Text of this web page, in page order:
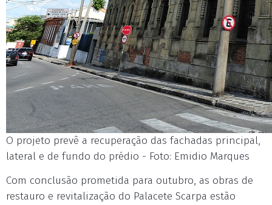
O projeto prevê a recuperação das fachadas principal,
lateral e de fundo do prédio - Foto: Emidio Marques
Com conclusão prometida para outubro, as obras de
restauro e revitalização do Palacete Scarpa estão